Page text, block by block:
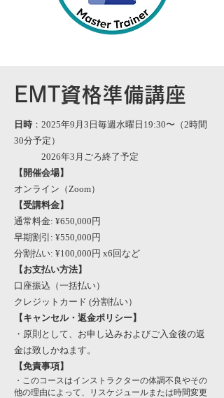
EMT資格準備講座
日時 ：2025年9月3日毎週水曜日19:30〜（2時間
30分予定）
2026年3月ごろ終了予定
【開催会場】
オンライン（Zoom）
【受講料金】
通常料金: ¥650,000円
早期割引: ¥550,000円
分割払い: ¥100,000円 x6回など
【お支払い方法】
口座振込（一括払い）
クレジットカード (分割払い）
【キャンセル・返金ポリシー】
・原則として、お申し込みおよびご入金後の返
金は致しかねます。
【免責事項】
・このコースはインストラクターの体調不良やその
他の理由によって、リスケジュールまたは時間変更